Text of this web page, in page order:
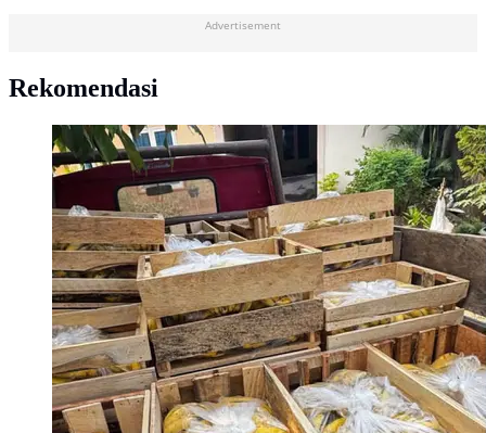
Advertisement
Rekomendasi